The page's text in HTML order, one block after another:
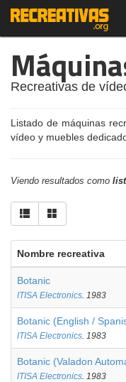
Recreativas de
Listado de máquinas
vídeo y muebles
Viendo resultados como
Nombre recreativa
Botanic
ITISA Electronics. 1983
Botanic (English /
ITISA Electronics. 1983
Botanic (Valadon
ITISA Electronics. 1983